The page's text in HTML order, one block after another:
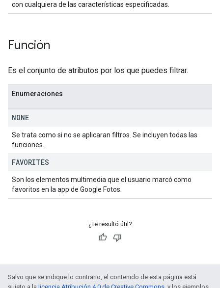
con cualquiera de las características especificadas.
Función
Es el conjunto de atributos por los que puedes filtrar.
Enumeraciones
NONE
Se trata como si no se aplicaran filtros. Se incluyen todas las
funciones.
FAVORITES
Son los elementos multimedia que el usuario marcó como
favoritos en la app de Google Fotos.
¿Te resultó útil?
Salvo que se indique lo contrario, el contenido de esta página está